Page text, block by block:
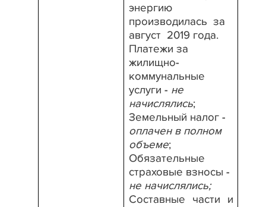
энергию
производилась за
август 2019 года.
Платежи за
жилищно-
коммунальные
услуги - не
начислялись;
Земельный налог -
оплачен в полном
объеме;
Обязательные
страховые взносы -
не начислялись;
Составные части и